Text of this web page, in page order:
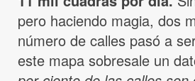
pero haciendo magia, dos
número de calles pasó a
este mapa sobresale un